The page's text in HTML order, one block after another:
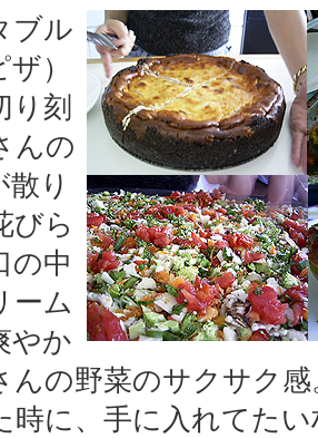
ブル
）
り刻
んの
り
びら
の中
ーム
やか
んの野菜のサクサク
時に、手に入れてた